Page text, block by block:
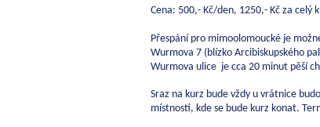
Cena: 500,- Kč/den, 1250,- Kč za celý
Přespání pro mimoolomoucké je
Wurmova 7 (blízko Arcibiskupského
Wurmova ulice je cca 20 minut pěší
Sraz na kurz bude vždy u vrátnice
místnosti, kde se bude kurz konat.